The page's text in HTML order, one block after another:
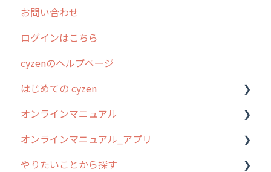
お問い合わせ
ログインはこちら
cyzenのヘルプページ
はじめての cyzen
0. はじめてのcyzenの使い方
1. cyzenについて知ろう
2. 主要機能の概要
オンラインマニュアル
管理サイトの使い始め
ユーザー・グループ管理
オンラインマニュアル_アプリ
アプリの使い始め
やりたいことから探す